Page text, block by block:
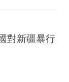
對新疆暴行